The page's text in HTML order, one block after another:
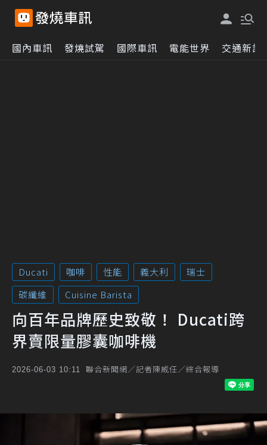
國內車訊 發燒試駕 國際車訊 電能世界 交通新訊
Ducati 咖啡 性能 義大利
瑞士
碳纖維
Cuisine Barista
向百年品牌歷史致敬！ Ducati跨
界賣限量膠囊咖啡機
2026-06-03 10:11 聯合新聞網／記者陳威任／綜合報導